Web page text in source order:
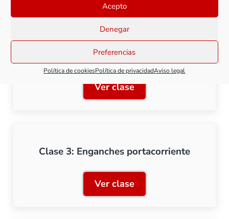
Acepto
Denegar
Preferencias
Política de cookiesPolítica de privacidadAviso legal
Clase 2: Enganches y cinemáticas a
escala H0
Ver claseClase 2: Enganches y
Clase 3: Enganches portacorriente
Ver claseClase 3: Enganches